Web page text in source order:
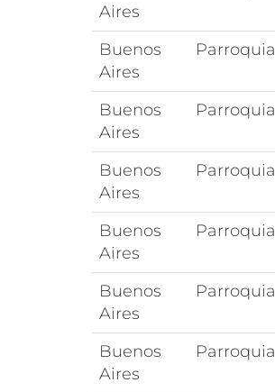
Aires
Buenos
Aires
Parroquia
Buenos
Aires
Parroquia
Buenos
Aires
Parroquia
Buenos
Aires
Parroquia
Buenos
Aires
Parroquia
Buenos
Aires
Parroquia